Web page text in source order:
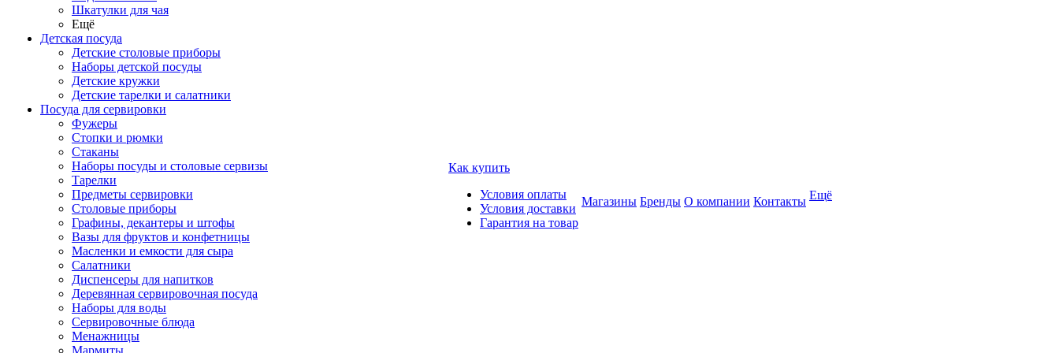
Шкатулки для чая
Ещё
Детская посуда
Детские столовые приборы
Наборы детской посуды
Детские кружки
Детские тарелки и салатники
Посуда для сервировки
Фужеры
Стопки и рюмки
Стаканы
Наборы посуды и столовые сервизы
Тарелки
Предметы сервировки
Столовые приборы
Графины, декантеры и штофы
Вазы для фруктов и конфетницы
Масленки и емкости для сыра
Салатники
Диспенсеры для напитков
Деревянная сервировочная посуда
Наборы для воды
Сервировочные блюда
Менажницы
Мармиты
Как купить
Условия оплаты
Условия доставки
Гарантия на товар
Магазины Бренды О компании Контакты Ещё